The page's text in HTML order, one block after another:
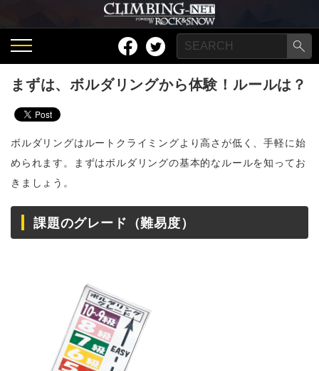
まずは、ボルダリングから体験！ルールは？
ボルダリングはルートクライミングより高さが低く、手軽に始
められます。まずはボルダリングの基本的なルールを知ってお
きましょう。
課題のグレード（難易度）